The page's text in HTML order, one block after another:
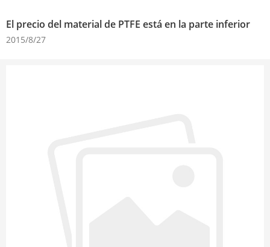
El precio del material de PTFE está en la parte inferior
2015/8/27